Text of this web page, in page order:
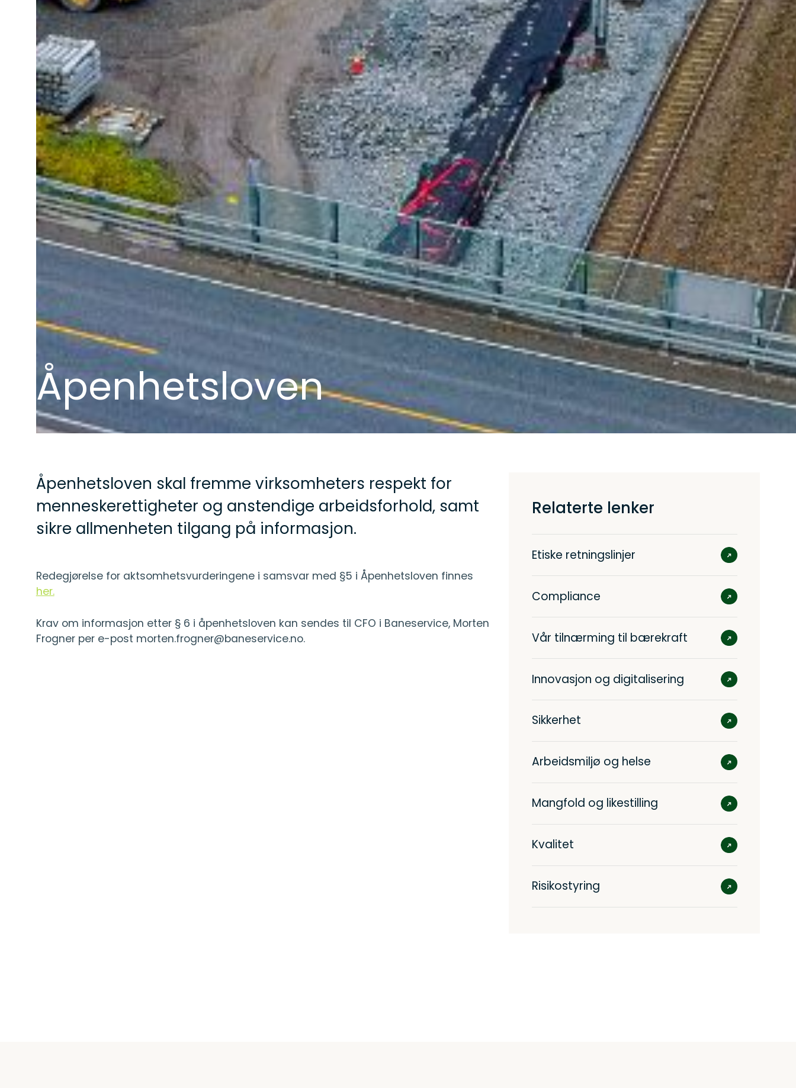
Åpenhetsloven
Åpenhetsloven skal fremme virksomheters respekt for
menneskerettigheter og anstendige arbeidsforhold, samt
sikre allmenheten tilgang på informasjon.
Redegjørelse for aktsomhetsvurderingene i samsvar med §5 i Åpenhetsloven finnes
her.
Krav om informasjon etter § 6 i åpenhetsloven kan sendes til CFO i Baneservice, Morten
Frogner per e-post morten.frogner@baneservice.no.
Relaterte lenker
Etiske retningslinjer
Compliance
Vår tilnærming til bærekraft
Innovasjon og digitalisering
Sikkerhet
Arbeidsmiljø og helse
Mangfold og likestilling
Kvalitet
Risikostyring